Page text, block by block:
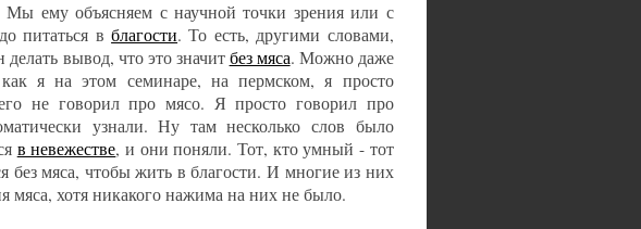
Мы ему объясняем с научной точки зрения или с
питаться вблагости. То есть, другими словами,
вывод, что это значит без мяса. Можно даже
я на этом семинаре, на пермском, я просто
не говорил про мясо. Я просто говорил про
узнали. Ну там несколько слов было
в невежестве, и они поняли. Тот, кто умный - тот
без мяса, чтобы жить в благости. И многие из них
мяса, хотя никакого нажима на них не было.